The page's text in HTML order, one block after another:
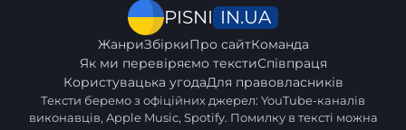
PISNI IN.UA
ЖанриЗбіркиПро сайтКоманда
Як ми перевіряємо текстиСпівпраця
Користувацька угодаДля правовласників
Тексти беремо з офіційних джерел: YouTube-каналів
виконавців, Apple Music, Spotify. Помилку в тексті можна